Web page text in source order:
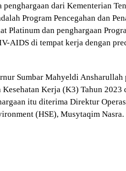
penghargaan dari Kementerian
Program Pencegahan dan
Platinum dan penghargaan
AIDS di tempat kerja dengan
Sumbar Mahyeldi Ansharullah
Kerja (K3) Tahun 2023
itu diterima Direktur
(HSE), Musytaqim Nasra.